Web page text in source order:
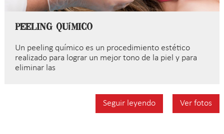
Peeling Químico
Un peeling químico es un procedimiento estético
realizado para lograr un mejor tono de la piel y para
eliminar las
Seguir leyendo Ver fotos